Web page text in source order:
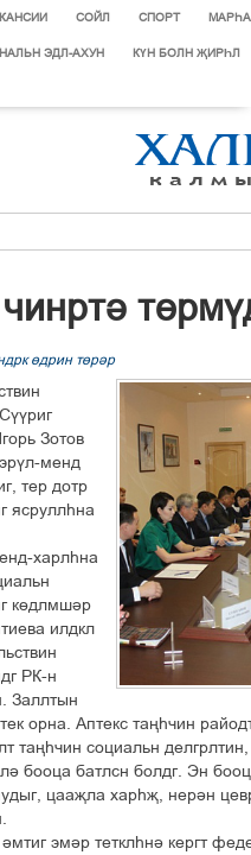
СОЙЛ СПОРТ
ЭДЛ-АХУН КҮН БОЛН ҖИРҺЛ
ґдрин тґрір
Çîòîâ
ýð¢ë-ìåíä
òåð äîòð
ÿñðóëëºíà
õàðëºíà
ê´äëìø³ð
èëäêë
ÐÊ-í
Çàëëòûí
îðíà. Àïòåêñ òàœº÷èí
òàœº÷èí ñîöèàëüí
áîîöà áàòëñí áîëäã. Ýí
öààšëà õàðºš, íåð³í
ýì³ð òåòêëºí³ êåðãò